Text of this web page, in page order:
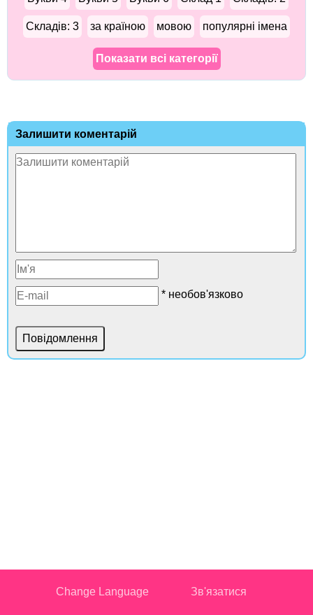
Складів: 3 за країною мовою популярні імена
Показати всі категорії
Залишити коментарій
* необов'язково
Change Language Зв'язатися